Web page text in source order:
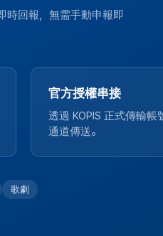
時回報，無需手動申報即
官方授權串接
透過 KOPIS 正式傳輸
通道傳送。
歌劇